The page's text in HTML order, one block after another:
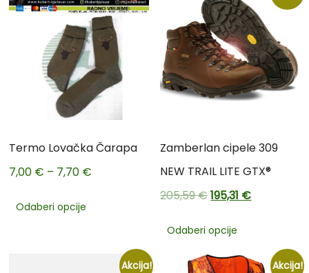
Termo Lovačka Čarapa
7,00 € – 7,70 €
Odaberi opcije
Zamberlan cipele 309
NEW TRAIL LITE GTX®
205,59€195,31 €
Odaberi opcije
Akcija! Akcija!